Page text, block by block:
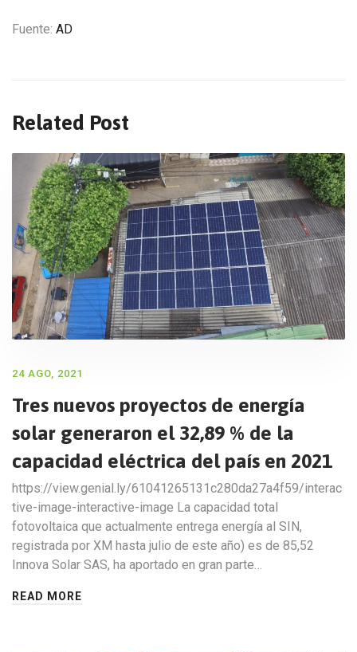
Fuente: AD
Related Post
24 AGO, 2021
Tres nuevos proyectos de energía
solar generaron el 32,89 % de la
capacidad eléctrica del país en 2021
https://view.genial.ly/61041265131c280da27a4f59/interac
tive-image-interactive-image La capacidad total
fotovoltaica que actualmente entrega energía al SIN,
registrada por XM hasta julio de este año) es de 85,52
Innova Solar SAS, ha aportado en gran parte…
READ MORE